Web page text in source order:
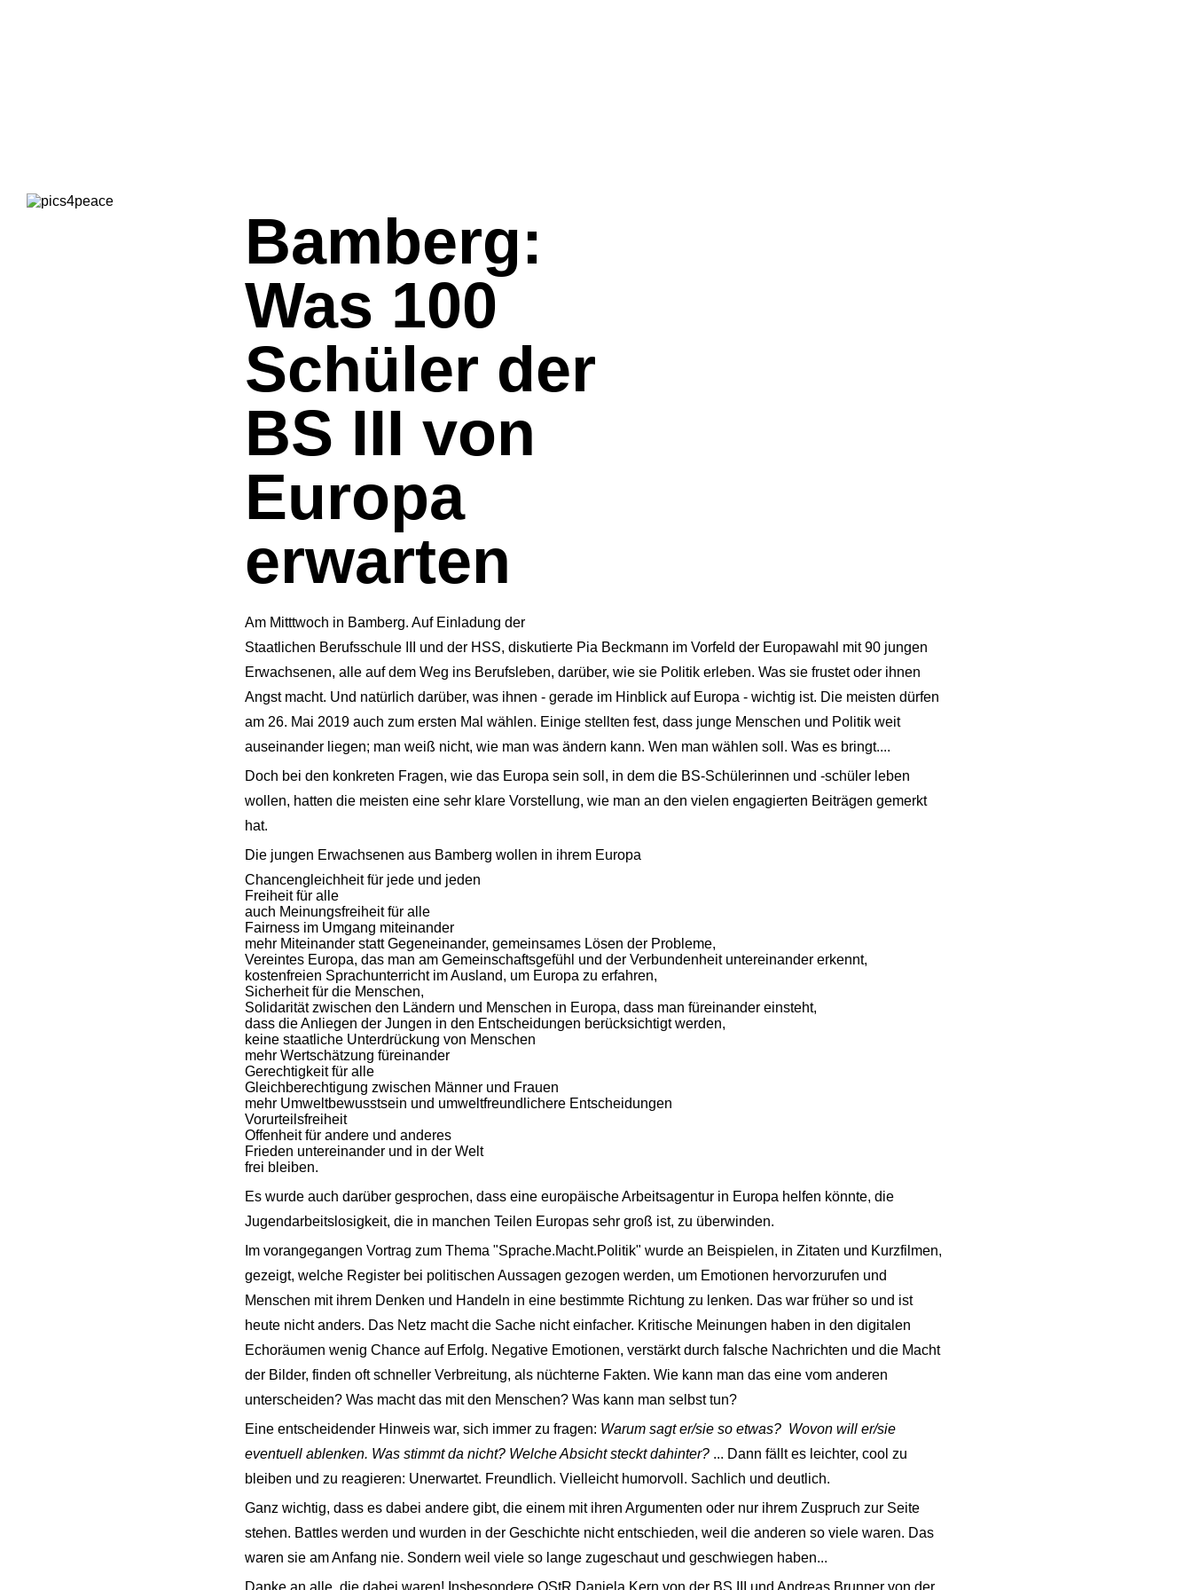
Bamberg:
Was 100
Schüler der
BS III von
Europa
erwarten
Am Mitttwoch in Bamberg. Auf Einladung der
Staatlichen Berufsschule III und der HSS, diskutierte Pia Beckmann im Vorfeld der Europawahl mit 90 jungen
Erwachsenen, alle auf dem Weg ins Berufsleben, darüber, wie sie Politik erleben. Was sie frustet oder ihnen
Angst macht. Und natürlich darüber, was ihnen - gerade im Hinblick auf Europa - wichtig ist. Die meisten dürfen
am 26. Mai 2019 auch zum ersten Mal wählen. Einige stellten fest, dass junge Menschen und Politik weit
auseinander liegen; man weiß nicht, wie man was ändern kann. Wen man wählen soll. Was es bringt....
Doch bei den konkreten Fragen, wie das Europa sein soll, in dem die BS-Schülerinnen und -schüler leben
wollen, hatten die meisten eine sehr klare Vorstellung, wie man an den vielen engagierten Beiträgen gemerkt
hat.
Die jungen Erwachsenen aus Bamberg wollen in ihrem Europa
Chancengleichheit für jede und jeden
Freiheit für alle
auch Meinungsfreiheit für alle
Fairness im Umgang miteinander
mehr Miteinander statt Gegeneinander, gemeinsames Lösen der Probleme,
Vereintes Europa, das man am Gemeinschaftsgefühl und der Verbundenheit untereinander erkennt,
kostenfreien Sprachunterricht im Ausland, um Europa zu erfahren,
Sicherheit für die Menschen,
Solidarität zwischen den Ländern und Menschen in Europa, dass man füreinander einsteht,
dass die Anliegen der Jungen in den Entscheidungen berücksichtigt werden,
keine staatliche Unterdrückung von Menschen
mehr Wertschätzung füreinander
Gerechtigkeit für alle
Gleichberechtigung zwischen Männer und Frauen
mehr Umweltbewusstsein und umweltfreundlichere Entscheidungen
Vorurteilsfreiheit
Offenheit für andere und anderes
Frieden untereinander und in der Welt
frei bleiben.
Es wurde auch darüber gesprochen, dass eine europäische Arbeitsagentur in Europa helfen könnte, die
Jugendarbeitslosigkeit, die in manchen Teilen Europas sehr groß ist, zu überwinden.
Im vorangegangen Vortrag zum Thema "Sprache.Macht.Politik" wurde an Beispielen, in Zitaten und Kurzfilmen,
gezeigt, welche Register bei politischen Aussagen gezogen werden, um Emotionen hervorzurufen und
Menschen mit ihrem Denken und Handeln in eine bestimmte Richtung zu lenken. Das war früher so und ist
heute nicht anders. Das Netz macht die Sache nicht einfacher. Kritische Meinungen haben in den digitalen
Echoräumen wenig Chance auf Erfolg. Negative Emotionen, verstärkt durch falsche Nachrichten und die Macht
der Bilder, finden oft schneller Verbreitung, als nüchterne Fakten. Wie kann man das eine vom anderen
unterscheiden? Was macht das mit den Menschen? Was kann man selbst tun?
Eine entscheidender Hinweis war, sich immer zu fragen: Warum sagt er/sie so etwas? Wovon will er/sie
eventuell ablenken. Was stimmt da nicht? Welche Absicht steckt dahinter? ... Dann fällt es leichter, cool zu
bleiben und zu reagieren: Unerwartet. Freundlich. Vielleicht humorvoll. Sachlich und deutlich.
Ganz wichtig, dass es dabei andere gibt, die einem mit ihren Argumenten oder nur ihrem Zuspruch zur Seite
stehen. Battles werden und wurden in der Geschichte nicht entschieden, weil die anderen so viele waren. Das
waren sie am Anfang nie. Sondern weil viele so lange zugeschaut und geschwiegen haben...
Danke an alle, die dabei waren! Insbesondere OStR Daniela Kern von der BS III und Andreas Brunner von der